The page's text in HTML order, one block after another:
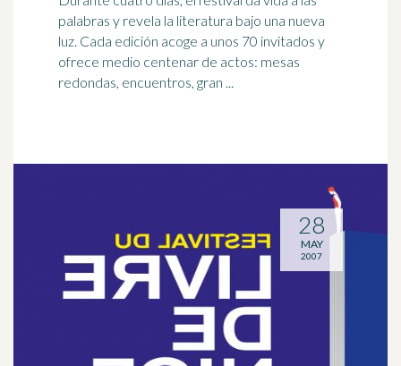
palabras y revela la literatura bajo una nueva
luz. Cada edición acoge a unos 70 invitados y
ofrece medio centenar de actos: mesas
redondas, encuentros, gran ...
28
MAY
2007